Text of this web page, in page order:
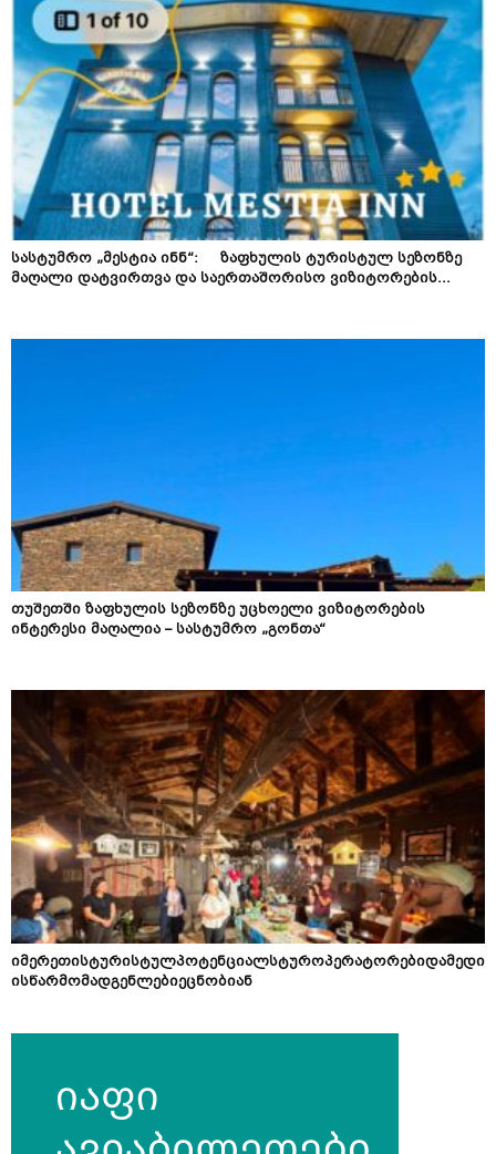
სასტუმრო „მესტია ინნ“: ზაფხულის ტურისტულ სეზონზე
მაღალი დატვირთვა და საერთაშორისო ვიზიტორების...
თუშეთში ზაფხულის სეზონზე უცხოელი ვიზიტორების
ინტერესი მაღალია – სასტუმრო „გონთა“
იმერეთისტურისტულპოტენციალსტუროპერატორებიდამედი
ისწარმომადგენლებიეცნობიან